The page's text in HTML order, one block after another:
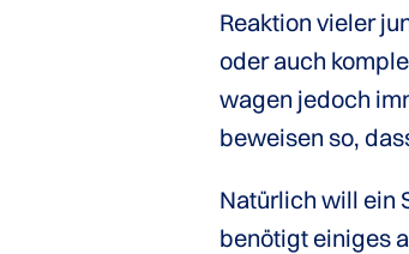
Reaktion vieler
oder auch
wagen jedoch
beweisen so,
Natürlich will ein
benötigt einiges